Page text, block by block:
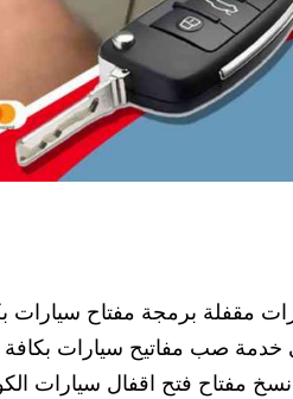
مقفلة برمجة مفتاح سيارات
صب مفاتيح سيارات بكافة
مفتاح فتح اقفال سيارات